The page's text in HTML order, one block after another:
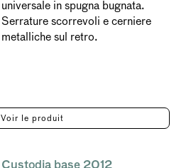
universale in spugna bugnata.
Serrature scorrevoli e cerniere
metalliche sul retro.
Voir le produit
Custodia base 2012